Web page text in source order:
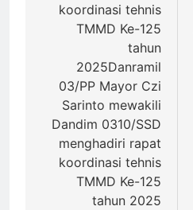
koordinasi tehnis
TMMD Ke-125
tahun
2025Danramil
03/PP Mayor Czi
Sarinto mewakili
Dandim 0310/SSD
menghadiri rapat
koordinasi tehnis
TMMD Ke-125
tahun 2025